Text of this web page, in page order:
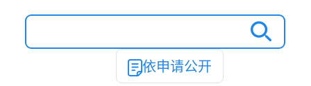
依申请公开